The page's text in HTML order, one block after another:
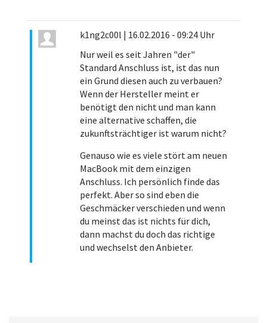
k1ng2c00l | 16.02.2016 - 09:24 Uhr
Nur weil es seit Jahren "der"
Standard Anschluss ist, ist das nun
ein Grund diesen auch zu verbauen?
Wenn der Hersteller meint er
benötigt den nicht und man kann
eine alternative schaffen, die
zukunftsträchtiger ist warum nicht?
Genauso wie es viele stört am neuen
MacBook mit dem einzigen
Anschluss. Ich persönlich finde das
perfekt. Aber so sind eben die
Geschmäcker verschieden und wenn
du meinst das ist nichts für dich,
dann machst du doch das richtige
und wechselst den Anbieter.